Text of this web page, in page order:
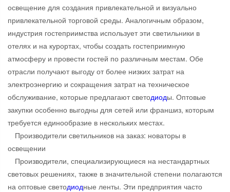
освещение для создания привлекательной и визуально
привлекательной торговой среды. Аналогичным образом,
индустрия гостеприимства использует эти светильники в
отелях и на курортах, чтобы создать гостеприимную
атмосферу и провести гостей по различным местам. Обе
отрасли получают выгоду от более низких затрат на
электроэнергию и сокращения затрат на техническое
обслуживание, которые предлагают светодиоды. Оптовые
закупки особенно выгодны для сетей или франшиз, которым
требуется единообразие в нескольких местах.
Производители светильников на заказ: новаторы в
освещении
Производители, специализирующиеся на нестандартных
световых решениях, также в значительной степени полагаются
на оптовые светодиодные ленты. Эти предприятия часто